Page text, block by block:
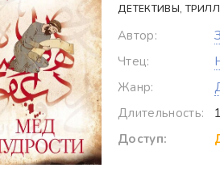
ДЕТЕКТИВЫ,
Автор:
Чтец:
Жанр:
Длительность:
Доступ: